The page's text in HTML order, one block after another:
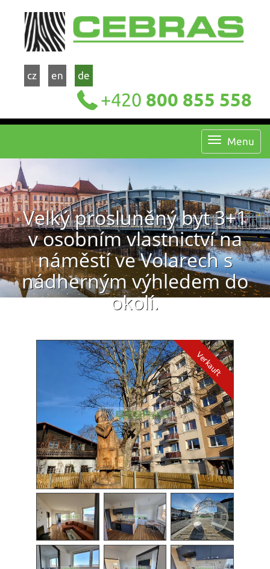
cz en de
+420 800 855 558
Menu
Velký prosluněný byt 3+1
v osobním vlastnictví na
náměstí ve Volarech s
nádherným výhledem do
okolí.